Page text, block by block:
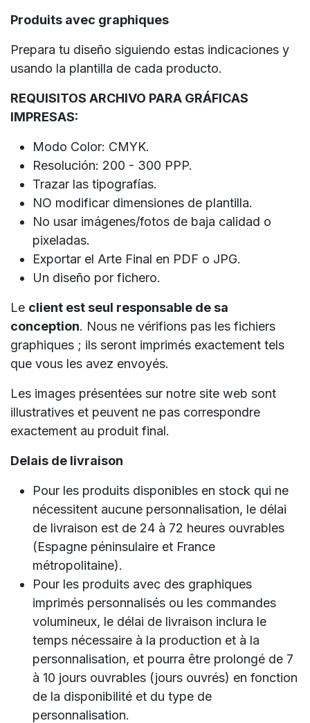
Produits avec graphiques
Prepara tu diseño siguiendo estas indicaciones y
usando la plantilla de cada producto.
REQUISITOS ARCHIVO PARA GRÁFICAS
IMPRESAS:
Modo Color: CMYK.
Resolución: 200 - 300 PPP.
Trazar las tipografías.
NO modificar dimensiones de plantilla.
No usar imágenes/fotos de baja calidad o
pixeladas.
Exportar el Arte Final en PDF o JPG.
Un diseño por fichero.
Le client est seul responsable de sa
conception. Nous ne vérifions pas les fichiers
graphiques ; ils seront imprimés exactement tels
que vous les avez envoyés.
Les images présentées sur notre site web sont
illustratives et peuvent ne pas correspondre
exactement au produit final.
Delais de livraison
Pour les produits disponibles en stock qui ne
nécessitent aucune personnalisation, le délai
de livraison est de 24 à 72 heures ouvrables
(Espagne péninsulaire et France
métropolitaine).
Pour les produits avec des graphiques
imprimés personnalisés ou les commandes
volumineux, le délai de livraison inclura le
temps nécessaire à la production et à la
personnalisation, et pourra être prolongé de 7
à 10 jours ouvrables (jours ouvrés) en fonction
de la disponibilité et du type de
personnalisation.